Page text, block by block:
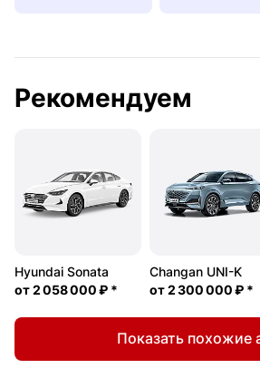
Рекомендуем
Hyundai Sonata
от2 058 000 ₽ *
Changan UNI-K
от2 300 000 ₽ *
Показать похожие